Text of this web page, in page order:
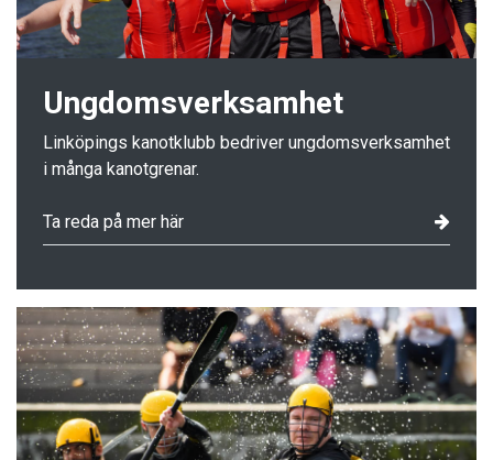
Ungdomsverksamhet
Linköpings kanotklubb bedriver ungdomsverksamhet
i många kanotgrenar.
Ta reda på mer här